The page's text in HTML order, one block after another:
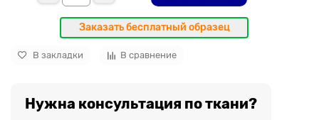
Заказать бесплатный образец
В закладки В сравнение
Нужна консультация по ткани?